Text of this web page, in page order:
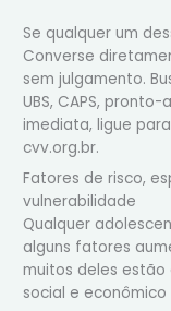
Se qualquer um
Converse
sem julgamento.
UBS, CAPS,
imediata, ligue
cvv.org.br.
Fatores de risco,
vulnerabilidade
Qualquer
alguns fatores
muitos deles
social e